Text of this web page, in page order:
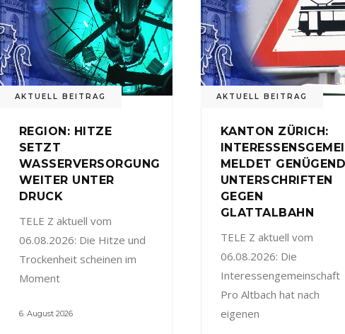
AKTUELL BEITRAG
REGION: HITZE
SETZT
WASSERVERSORGUNG
WEITER UNTER
DRUCK
TELE Z aktuell vom
06.08.2026: Die Hitze und
Trockenheit scheinen im
Moment
6. August 2026
AKTUELL BEITRAG
KANTON ZÜRICH:
MELDET
UNTERSCHRIFTEN
GEGEN
GLATTALBAHN
TELE Z aktuell vom
06.08.2026: Die
Interessengemeinschaft
Pro Altbach hat nach
eigenen